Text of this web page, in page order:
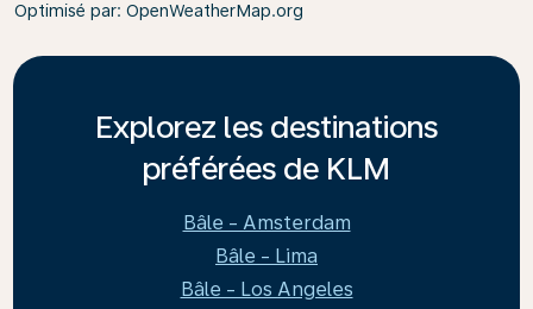
Optimisé par: OpenWeatherMap.org
Explorez les destinations
préférées de KLM
Bâle - Amsterdam
Bâle - Lima
Bâle - Los Angeles